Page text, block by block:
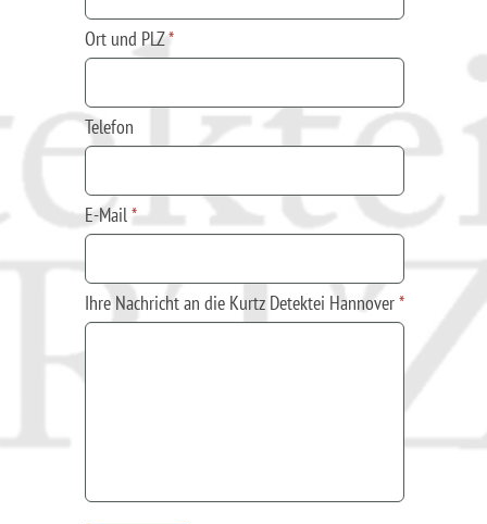
Ort und PLZ*
Telefon
E-Mail*
Ihre Nachricht an die Kurtz Detektei Hannover*